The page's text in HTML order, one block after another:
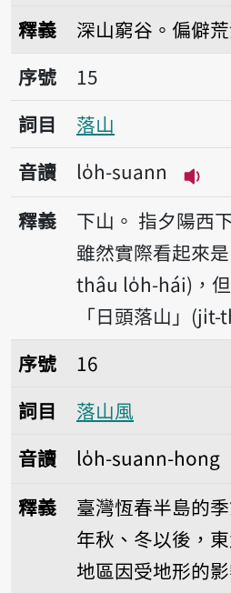
釋義
深山窮谷。偏僻
序號15落山
序號
15
詞目
落山
音讀
lo̍h-suann
播
釋義 下山。 指夕陽西
雖然實際看起來
thâu lo̍h-hái)，
「日頭落山」
序號16落山風
序號
16
詞目
落山風
音讀
lo̍h-suann-hong
釋義
臺灣恆春半島的
年秋、冬以後，
地區因受地形的